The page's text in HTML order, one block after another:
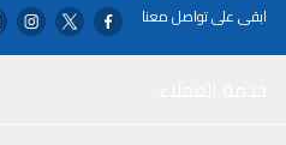
لمسة من الألوان وقلم Wonder Pencil لتطبيق أكثر استهدافًا!
ابقى على تواصل معنا